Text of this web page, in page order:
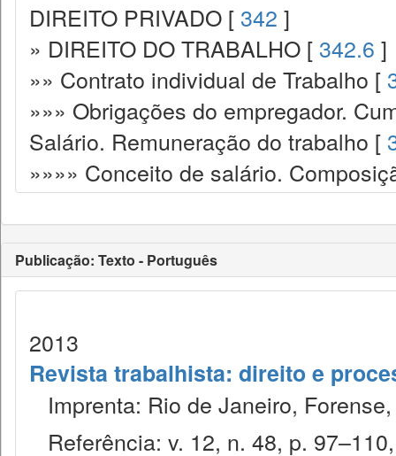
DIREITO PRIVADO [ 342 ]
» DIREITO DO TRABALHO [ 342.6 ]
»» Contrato individual de Trabalho [
»»» Obrigações do empregador.
Salário. Remuneração do trabalho [
»»»» Conceito de salário.
Publicação: Texto - Português
2013
Revista trabalhista: direito e
Imprenta: Rio de Janeiro,
Referência: v. 12, n. 48, p.